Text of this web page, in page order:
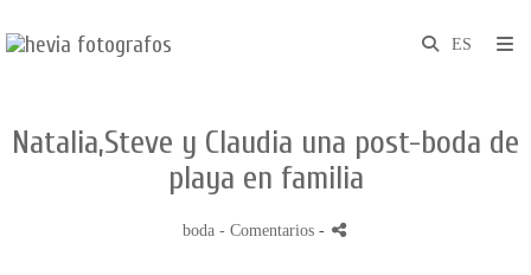
Natalia,Steve y Claudia una post-boda de
playa en familia
boda - Comentarios -